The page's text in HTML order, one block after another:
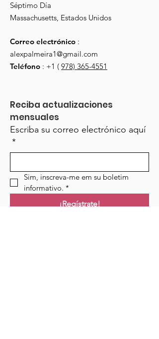
Séptimo Día
Massachusetts, Estados Unidos
Correo electrónico :
alexpalmeira1@gmail.com
Teléfono : +1 ( 978) 365-4551
Reciba actualizaciones
mensuales
Escriba su correo electrónico aquí
*
Sim, inscreva-me em su boletim
informativo. *
¡Regístrate!